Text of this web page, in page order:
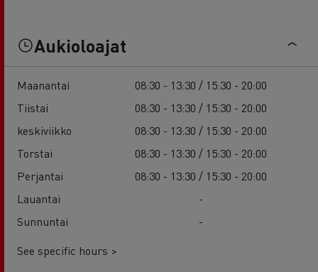
Aukioloajat
Maanantai
08:30 - 13:30 / 15:30 - 20:00
Tiistai
08:30 - 13:30 / 15:30 - 20:00
keskiviikko
08:30 - 13:30 / 15:30 - 20:00
Torstai
08:30 - 13:30 / 15:30 - 20:00
Perjantai
08:30 - 13:30 / 15:30 - 20:00
Lauantai
-
Sunnuntai
-
See specific hours >